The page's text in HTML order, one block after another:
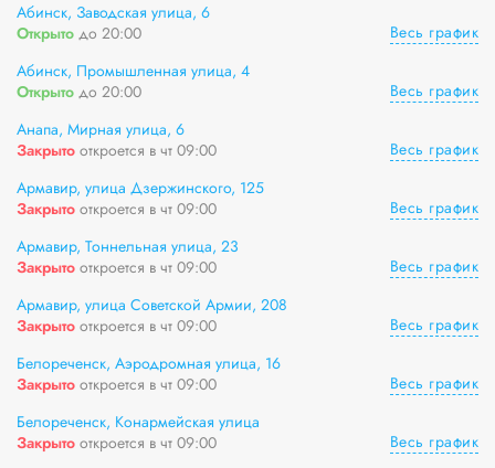
Абинск, Заводская улица, 6
Открыто до 20:00
Весь график
Абинск, Промышленная улица, 4
Открыто до 20:00
Весь график
Анапа, Мирная улица, 6
Закрыто откроется в чт 09:00
Весь график
Армавир, улица Дзержинского, 125
Закрыто откроется в чт 09:00
Весь график
Армавир, Тоннельная улица, 23
Закрыто откроется в чт 09:00
Весь график
Армавир, улица Советской Армии, 208
Закрыто откроется в чт 09:00
Весь график
Белореченск, Аэродромная улица, 16
Закрыто откроется в чт 09:00
Весь график
Белореченск, Конармейская улица
Закрыто откроется в чт 09:00
Весь график